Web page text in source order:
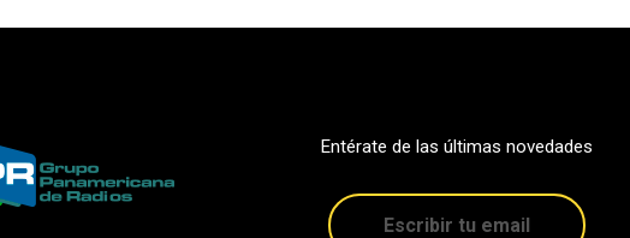
Entérate de las últimas novedades